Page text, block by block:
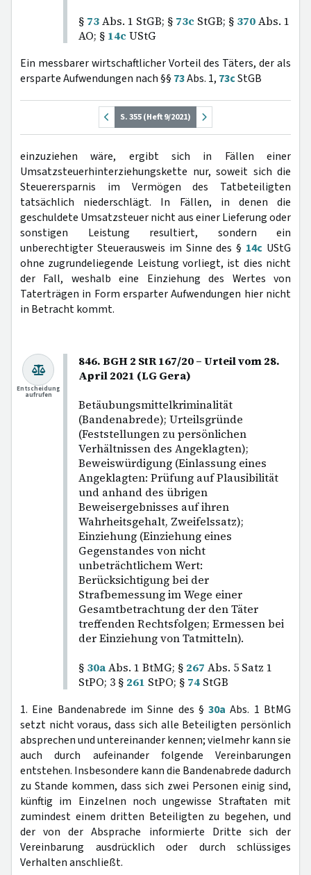
§ 73Abs. 1 StGB; § 73c StGB; § 370Abs. 1
AO; § 14cUStG
Ein messbarer wirtschaftlicher Vorteil des Täters, der als
ersparte Aufwendungen nach §§ 73Abs. 1, 73cStGB
S. 355 (Heft 9/2021)
einzuziehen wäre, ergibt sich in Fällen einer
Umsatzsteuerhinterziehungskette nur, soweit sich die
Steuerersparnis im Vermögen des Tatbeteiligten
tatsächlich niederschlägt. In Fällen, in denen die
geschuldete Umsatzsteuer nicht aus einer Lieferung oder
sonstigen Leistung resultiert, sondern ein
unberechtigter Steuerausweis im Sinne des § 14c UStG
ohne zugrundeliegende Leistung vorliegt, ist dies nicht
der Fall, weshalb eine Einziehung des Wertes von
Taterträgen in Form ersparter Aufwendungen hier nicht
in Betracht kommt.
846. BGH 2 StR 167/20 – Urteil vom 28.
April 2021 (LG Gera)
Betäubungsmittelkriminalität
(Bandenabrede); Urteilsgründe
(Feststellungen zu persönlichen
Verhältnissen des Angeklagten);
Beweiswürdigung (Einlassung eines
Angeklagten: Prüfung auf Plausibilität
und anhand des übrigen
Beweisergebnisses auf ihren
Wahrheitsgehalt, Zweifelssatz);
Einziehung (Einziehung eines
Gegenstandes von nicht
unbeträchtlichem Wert:
Berücksichtigung bei der
Strafbemessung im Wege einer
Gesamtbetrachtung der den Täter
treffenden Rechtsfolgen; Ermessen bei
der Einziehung von Tatmitteln).
§ 30aAbs. 1 BtMG; § 267 Abs. 5 Satz 1
StPO; 3 § 261 StPO; § 74 StGB
Entscheidung
aufrufen
1. Eine Bandenabrede im Sinne des §30a Abs. 1 BtMG
setzt nicht voraus, dass sich alle Beteiligten persönlich
absprechen und untereinander kennen; vielmehr kann sie
auch durch aufeinander folgende Vereinbarungen
entstehen. Insbesondere kann die Bandenabrede dadurch
zu Stande kommen, dass sich zwei Personen einig sind,
künftig im Einzelnen noch ungewisse Straftaten mit
zumindest einem dritten Beteiligten zu begehen, und
der von der Absprache informierte Dritte sich der
Vereinbarung ausdrücklich oder durch schlüssiges
Verhalten anschließt.